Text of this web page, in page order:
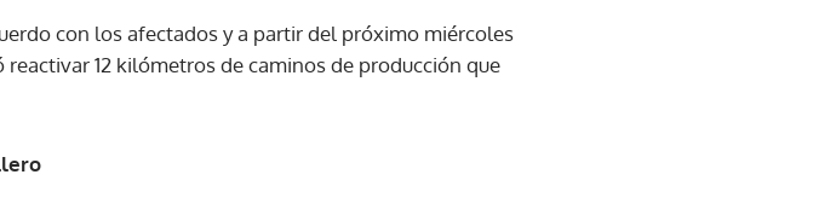
con los afectados y a partir del próximo miércoles
12 kilómetros de caminos de producción que